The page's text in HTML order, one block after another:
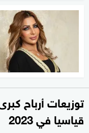
توزيعات أرباح
قياسيا في 2023